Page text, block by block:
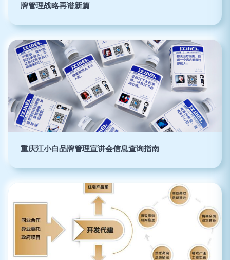
牌管理战略再谱新篇
重庆江小白品牌管理宣讲会信息查询指南